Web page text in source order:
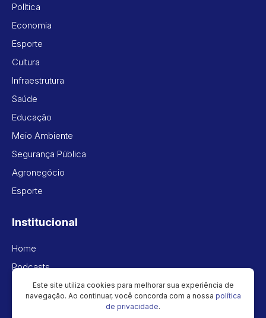
Política
Economia
Esporte
Cultura
Infraestrutura
Saúde
Educação
Meio Ambiente
Segurança Pública
Agronegócio
Esporte
Institucional
Home
Podcasts
Vídeos
Política de privacidade
Este site utiliza cookies para melhorar sua experiência de
navegação. Ao continuar, você concorda com a nossa política
de privacidade.